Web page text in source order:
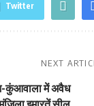
Twitter
NEXT
कुंआवाला में अवैध